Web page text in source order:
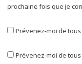
prochaine fois que je
Prévenez-moi de
Prévenez-moi de